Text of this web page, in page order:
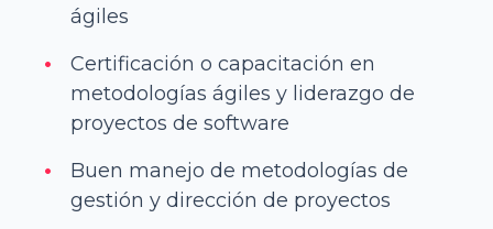
ágiles
Certificación o capacitación en
metodologías ágiles y liderazgo de
proyectos de software
Buen manejo de metodologías de
gestión y dirección de proyectos